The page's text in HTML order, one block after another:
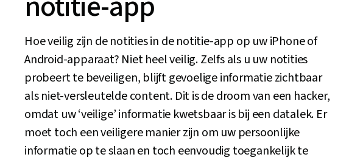
Hoe veilig zijn de notities in de notitie-app op uw iPhone of
Android-apparaat? Niet heel veilig. Zelfs als u uw notities
probeert te beveiligen, blijft gevoelige informatie zichtbaar
als niet-versleutelde content. Dit is de droom van een hacker,
omdat uw ‘veilige’ informatie kwetsbaar is bij een datalek. Er
moet toch een veiligere manier zijn om uw persoonlijke
informatie op te slaan en toch eenvoudig toegankelijk te